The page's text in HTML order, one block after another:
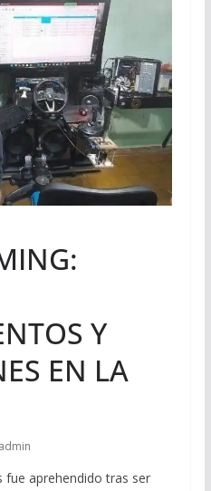
Y
EN LA
admin
fue aprehendido tras ser